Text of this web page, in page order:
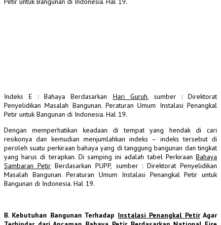
Indeks E : Bahaya Berdasarkan Hari Guruh , sumber : Direktorat
Penyelidikan Masalah Bangunan. Peraturan Umum Instalasi Penangkal
Petir untuk Bangunan di Indonesia. Hal 19.
Dengan memperhatikan keadaan di tempat yang hendak di cari
resikonya dan kemudian menjumlahkan indeks – indeks tersebut di
peroleh suatu perkiraan bahaya yang di tanggung bangunan dan tingkat
yang harus di terapkan. Di samping ini adalah tabel Perkiraan Bahaya
Sambaran Petir Berdasarkan PUPP, sumber : Direktorat Penyelidikan
Masalah Bangunan. Peraturan Umum Instalasi Penangkal Petir untuk
Bangunan di Indonesia. Hal 19.
B. Kebutuhan Bangunan Terhadap Instalasi Penangkal PetirAgar